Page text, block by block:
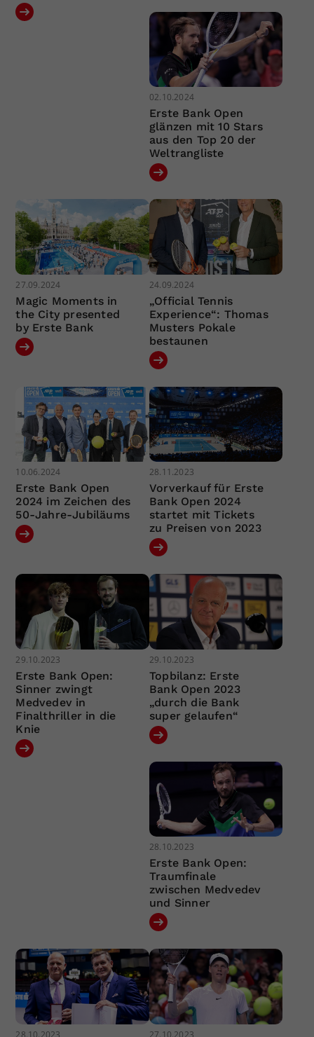
02.10.2024
Erste Bank Open
glänzen mit 10 Stars
aus den Top 20 der
Weltrangliste
27.09.2024
Magic Moments in
the City presented
by Erste Bank
24.09.2024
„Official Tennis
Experience“: Thomas
Musters Pokale
bestaunen
10.06.2024
Erste Bank Open
2024 im Zeichen des
50-Jahre-Jubiläums
28.11.2023
Vorverkauf für Erste
Bank Open 2024
startet mit Tickets
zu Preisen von 2023
29.10.2023
Erste Bank Open:
Sinner zwingt
Medvedev in
Finalthriller in die
Knie
29.10.2023
Topbilanz: Erste
Bank Open 2023
„durch die Bank
super gelaufen“
28.10.2023
Erste Bank Open:
Traumfinale
zwischen Medvedev
und Sinner
28.10.2023 27.10.2023